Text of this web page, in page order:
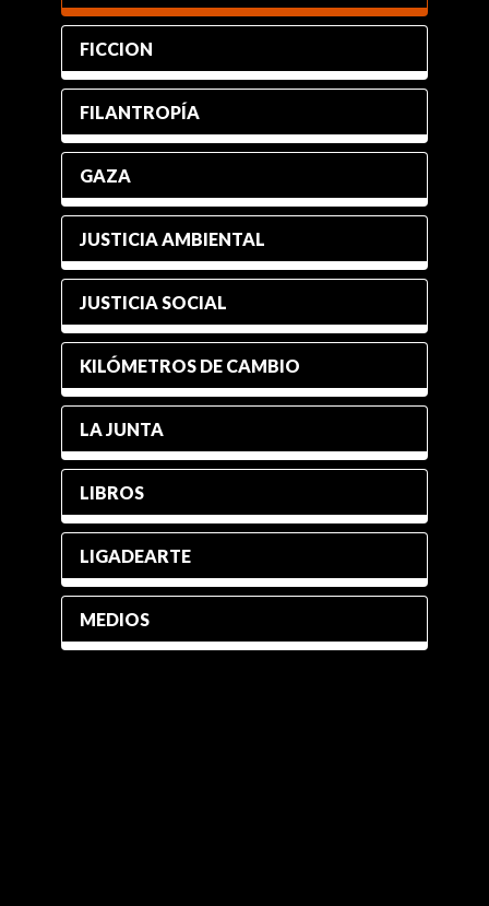
FICCION
FILANTROPÍA
GAZA
JUSTICIA AMBIENTAL
JUSTICIA SOCIAL
KILÓMETROS DE CAMBIO
LA JUNTA
LIBROS
LIGADEARTE
MEDIOS